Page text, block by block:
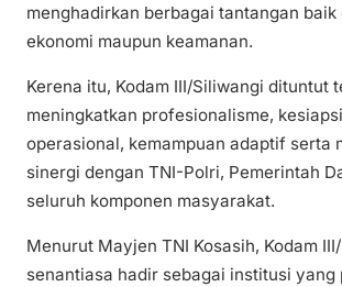
menghadirkan berbagai tantangan baik
ekonomi maupun keamanan.
Kerena itu, Kodam III/Siliwangi dituntut
meningkatkan profesionalisme,
operasional, kemampuan adaptif serta
sinergi dengan TNI-Polri, Pemerintah
seluruh komponen masyarakat.
Menurut Mayjen TNI Kosasih, Kodam
senantiasa hadir sebagai institusi yang